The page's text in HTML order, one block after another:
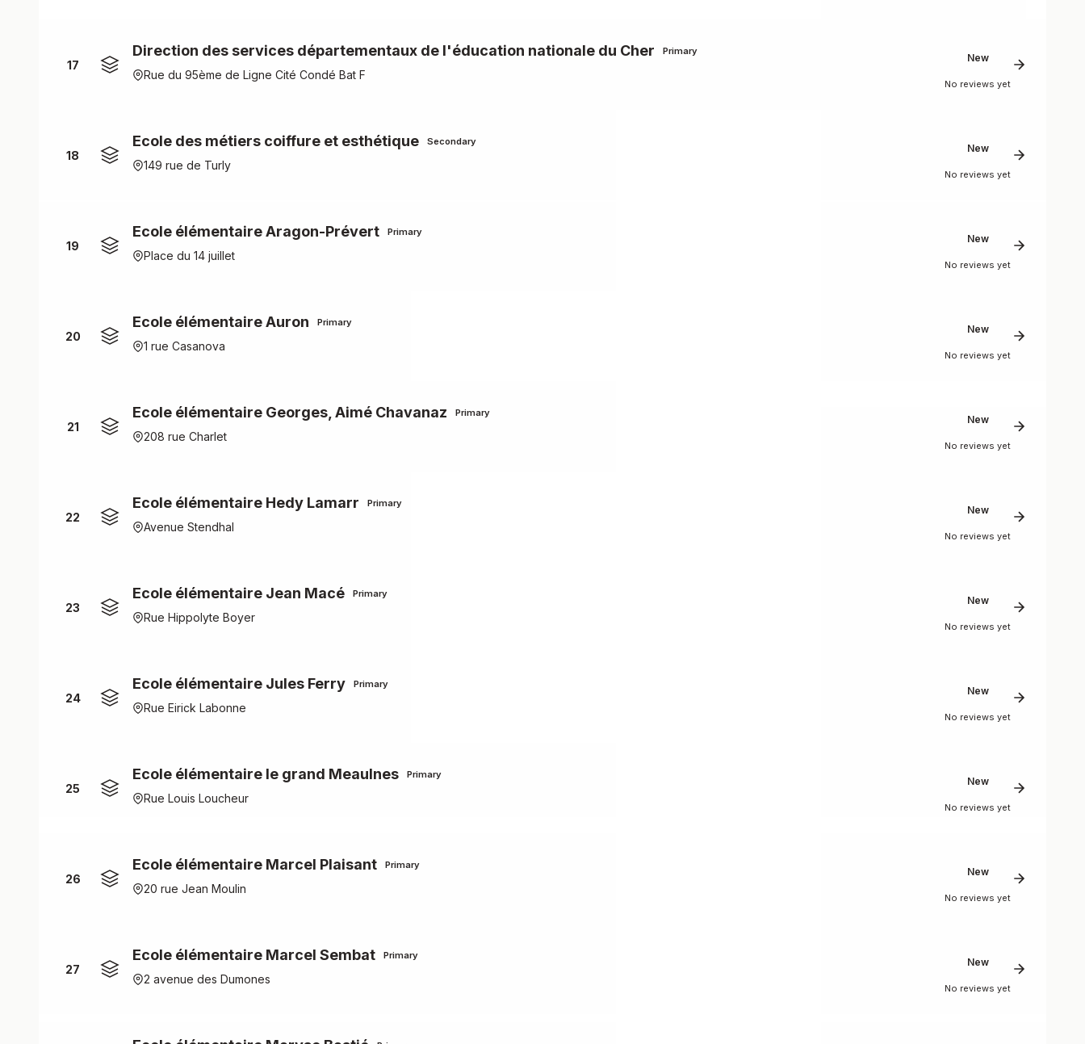
17
Direction des services départementaux de l'éducation nationale du Cher Primary
Rue du 95ème de Ligne Cité Condé Bat F
New
No reviews yet
18
Ecole des métiers coiffure et esthétique Secondary
149 rue de Turly
New
No reviews yet
19
Ecole élémentaire Aragon-Prévert Primary
Place du 14 juillet
New
No reviews yet
20
Ecole élémentaire Auron Primary
1 rue Casanova
New
No reviews yet
21
Ecole élémentaire Georges, Aimé Chavanaz Primary
208 rue Charlet
New
No reviews yet
22
Ecole élémentaire Hedy Lamarr Primary
Avenue Stendhal
New
No reviews yet
23
Ecole élémentaire Jean Macé Primary
Rue Hippolyte Boyer
New
No reviews yet
24
Ecole élémentaire Jules Ferry Primary
Rue Eirick Labonne
New
No reviews yet
25
Ecole élémentaire le grand Meaulnes Primary
Rue Louis Loucheur
New
No reviews yet
26
Ecole élémentaire Marcel Plaisant Primary
20 rue Jean Moulin
New
No reviews yet
27
Ecole élémentaire Marcel Sembat Primary
2 avenue des Dumones
New
No reviews yet